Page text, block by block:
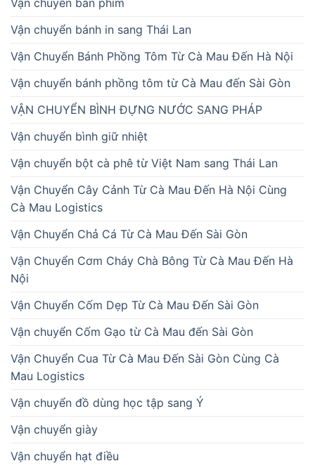
Vận chuyển bàn phím
Vận chuyển bánh in sang Thái Lan
Vận Chuyển Bánh Phồng Tôm Từ Cà Mau Đến Hà Nội
Vận chuyển bánh phồng tôm từ Cà Mau đến Sài Gòn
VẬN CHUYỂN BÌNH ĐỰNG NƯỚC SANG PHÁP
Vận chuyển bình giữ nhiệt
Vận chuyển bột cà phê từ Việt Nam sang Thái Lan
Vận Chuyển Cây Cảnh Từ Cà Mau Đến Hà Nội Cùng
Cà Mau Logistics
Vận Chuyển Chả Cá Từ Cà Mau Đến Sài Gòn
Vận Chuyển Cơm Cháy Chà Bông Từ Cà Mau Đến Hà
Nội
Vận Chuyển Cốm Dẹp Từ Cà Mau Đến Sài Gòn
Vận chuyển Cốm Gạo từ Cà Mau đến Sài Gòn
Vận Chuyển Cua Từ Cà Mau Đến Sài Gòn Cùng Cà
Mau Logistics
Vận chuyển đồ dùng học tập sang Ý
Vận chuyển giày
Vận chuyển hạt điều